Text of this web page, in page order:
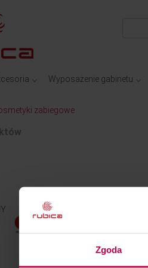
Zgoda
Wyposażenie gabinetu
zabiegowe